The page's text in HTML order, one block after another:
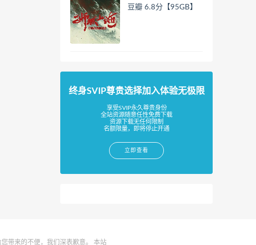
豆瓣 6.8分【95GB】
终身SVIP尊贵选择加入体验无极限
享受SVIP永久尊贵身份
全站资源随意任性免费下载
资源下载无任何限制
名额限量，即将停止开通
立即查看
带来的不便，我们深表歉意。 本站